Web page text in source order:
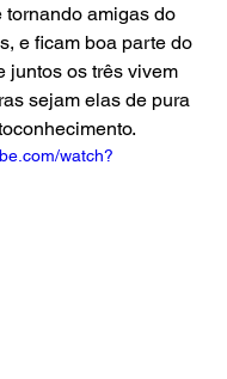
tornando amigas do
e ficam boa parte do
juntos os três vivem
sejam elas de pura
watch?